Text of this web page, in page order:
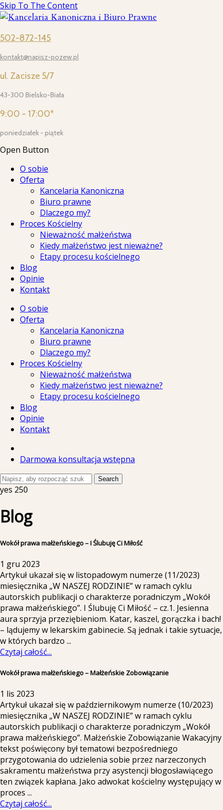
Skip To The Content
502-872-145
kontakt@napisz-pozew.pl
ul. Zacisze 5/7
43-300 Bielsko-Biała
9:00 - 17:00*
poniedziałek - piątek
Open Button
O sobie
Oferta
Kancelaria Kanoniczna
Biuro prawne
Dlaczego my?
Proces Kościelny
Nieważność małżeństwa
Kiedy małżeństwo jest nieważne?
Etapy procesu kościelnego
Blog
Opinie
Kontakt
O sobie
Oferta
Kancelaria Kanoniczna
Biuro prawne
Dlaczego my?
Proces Kościelny
Nieważność małżeństwa
Kiedy małżeństwo jest nieważne?
Etapy procesu kościelnego
Blog
Opinie
Kontakt
Darmowa konsultacja wstępna
Search
yes 250
Blog
Wokół prawa małżeńskiego – I Ślubuję Ci Miłość
1 gru 2023
Artykuł ukazał się w listopadowym numerze (11/2023)
miesięcznika „W NASZEJ RODZINIE” w ramach cyklu
autorskich publikacji o charakterze poradniczym „Wokół
prawa małżeńskiego”. I Ślubuję Ci Miłość – cz.1. Jesienna
aura sprzyja przeziębieniom. Katar, kaszel, gorączka i bach!
– lądujemy w lekarskim gabinecie. Są jednak i takie sytuacje,
w których bardzo ...
Czytaj całość...
Wokół prawa małżeńskiego – Małżeńskie Zobowiązanie
1 lis 2023
Artykuł ukazał się w październikowym numerze (10/2023)
miesięcznika „W NASZEJ RODZINIE” w ramach cyklu
autorskich publikacji o charakterze poradniczym „Wokół
prawa małżeńskiego”. Małżeńskie Zobowiązanie Wakacyjny
tekst poświęcony był tematowi bezpośredniego
przygotowania do udzielenia sobie przez narzeczonych
sakramentu małżeństwa przy asystencji błogosławiącego
ten związek kapłana. Jako adwokat kościelny występujący w
proces ...
Czytaj całość...